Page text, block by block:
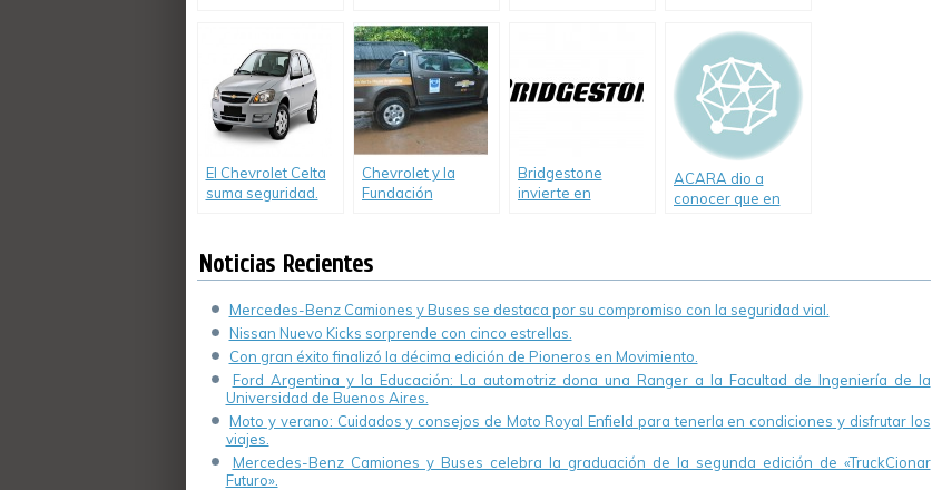
incluida en el Índice
Dow Jones de
Sustentabilidad
El Chevrolet Celta
suma seguridad.
Chevrolet y la
Fundación
campaña “Para
Argentina”
Bridgestone
invierte en
ACARA dio a
conocer que en
Noticias Recientes
Mercedes-Benz Camiones y Buses se destaca por su compromiso con la seguridad vial.
Nissan Nuevo Kicks sorprende con cinco estrellas.
Con gran éxito finalizó la décima edición de Pioneros en Movimiento.
Ford Argentina y la Educación: La automotriz dona una Ranger a la Facultad de Ingeniería de la
Universidad de Buenos Aires.
Moto y verano: Cuidados y consejos de Moto Royal Enfield para tenerla en condiciones y disfrutar los
viajes.
Mercedes-Benz Camiones y Buses celebra la graduación de la segunda edición de «TruckCionar
Futuro».